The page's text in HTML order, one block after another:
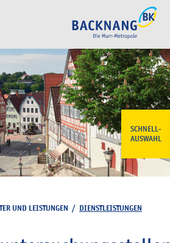
SCHNELL-
AUSWAHL
UND LEISTUNGEN / DIENSTLEISTUNGEN